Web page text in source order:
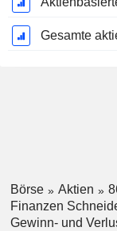
Gesamte
Börse Aktien
Finanzen
Gewinn- und